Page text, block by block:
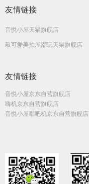
友情链接
音悦小屋天猫旗舰店
敲可爱美拍屋潮玩天猫旗舰店
友情链接
音悦小屋京东自营旗舰店
嗨机京东自营旗舰店
音悦小屋唱吧机京东自营旗舰店